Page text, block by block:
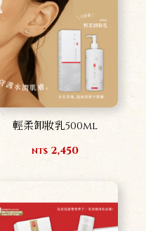
輕柔卸妝乳500ml
NT$ 2,450